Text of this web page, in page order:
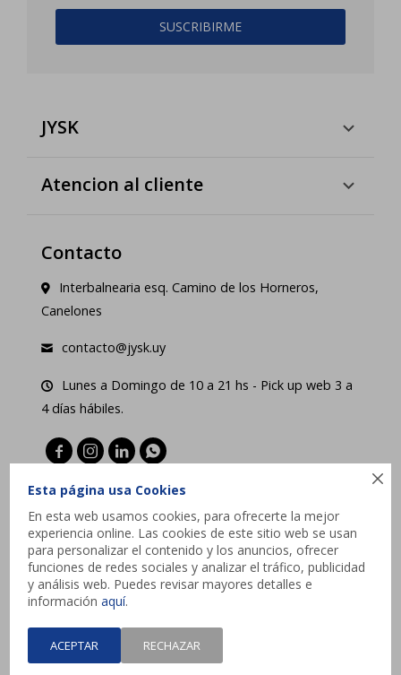

Esta página usa Cookies
En esta web usamos cookies, para ofrecerte la mejor
experiencia online. Las cookies de este sitio web se usan
para personalizar el contenido y los anuncios, ofrecer
funciones de redes sociales y analizar el tráfico, publicidad
y análisis web. Puedes revisar mayores detalles e
informaciónaquí.
ACEPTAR RECHAZAR
SUSCRIBIRME
JYSK
Atencion al cliente
Contacto
Interbalnearia esq. Camino de los Horneros,
Canelones
contacto@jysk.uy
Lunes a Domingo de 10 a 21 hs - Pick up web 3 a
4 días hábiles.
   